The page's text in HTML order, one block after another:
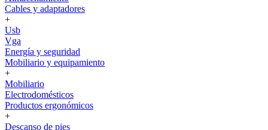
Cables y adaptadores
+
Usb
Vga
Energía y seguridad
Mobiliario y equipamiento
+
Mobiliario
Electrodomésticos
Productos ergonómicos
+
Descanso de pies